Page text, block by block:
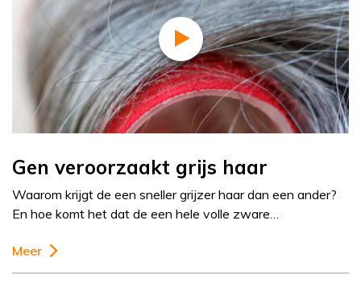
Gen veroorzaakt grijs haar
Waarom krijgt de een sneller grijzer haar dan een ander?
En hoe komt het dat de een hele volle zware…
Meer